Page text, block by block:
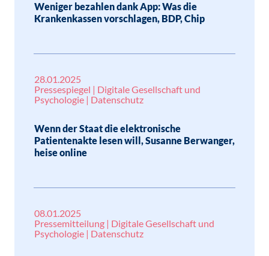
Weniger bezahlen dank App: Was die
Krankenkassen vorschlagen, BDP, Chip
28.01.2025
Pressespiegel | Digitale Gesellschaft und
Psychologie | Datenschutz
Wenn der Staat die elektronische
Patientenakte lesen will, Susanne Berwanger,
heise online
08.01.2025
Pressemitteilung | Digitale Gesellschaft und
Psychologie | Datenschutz